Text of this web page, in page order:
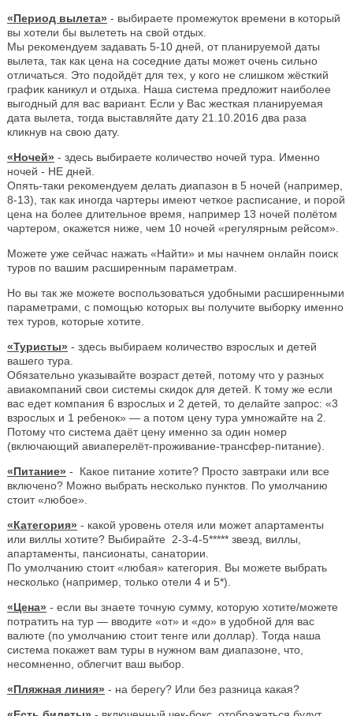
«Период вылета» - выбираете промежуток времени в который
вы хотели бы вылететь на свой отдых.
Мы рекомендуем задавать 5-10 дней, от планируемой даты
вылета, так как цена на соседние даты может очень сильно
отличаться. Это подойдёт для тех, у кого не слишком жёсткий
график каникул и отдыха. Наша система предложит наиболее
выгодный для вас вариант. Если у Вас жесткая планируемая
дата вылета, тогда выставляйте дату 21.10.2016 два раза
кликнув на свою дату.
«Ночей» - здесь выбираете количество ночей тура. Именно
ночей - НЕ дней.
Опять-таки рекомендуем делать диапазон в 5 ночей (например,
8-13), так как иногда чартеры имеют четкое расписание, и порой
цена на более длительное время, например 13 ночей полётом
чартером, окажется ниже, чем 10 ночей «регулярным рейсом».
Можете уже сейчас нажать «Найти» и мы начнем онлайн поиск
туров по вашим расширенным параметрам.
Но вы так же можете воспользоваться удобными расширенными
параметрами, с помощью которых вы получите выборку именно
тех туров, которые хотите.
«Туристы» - здесь выбираем количество взрослых и детей
вашего тура.
Обязательно указывайте возраст детей, потому что у разных
авиакомпаний свои системы скидок для детей. К тому же если
вас едет компания 6 взрослых и 2 детей, то делайте запрос: «3
взрослых и 1 ребенок» — а потом цену тура умножайте на 2.
Потому что система даёт цену именно за один номер
(включающий авиаперелёт-проживание-трансфер-питание).
«Питание» - Какое питание хотите? Просто завтраки или все
включено? Можно выбрать несколько пунктов. По умолчанию
стоит «любое».
«Категория» - какой уровень отеля или может апартаменты
или виллы хотите? Выбирайте 2-3-4-5***** звезд, виллы,
апартаменты, пансионаты, санатории.
По умолчанию стоит «любая» категория. Вы можете выбрать
несколько (например, только отели 4 и 5*).
«Цена» - если вы знаете точную сумму, которую хотите/можете
потратить на тур — вводите «от» и «до» в удобной для вас
валюте (по умолчанию стоит тенге или доллар). Тогда наша
система покажет вам туры в нужном вам диапазоне, что,
несомненно, облегчит ваш выбор.
«Пляжная линия» - на берегу? Или без разница какая?